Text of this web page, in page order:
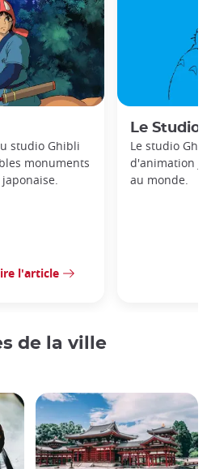
studio Ghibli
monuments
l'article
Le Studio
Le studio
d'animation
au monde.
de la ville